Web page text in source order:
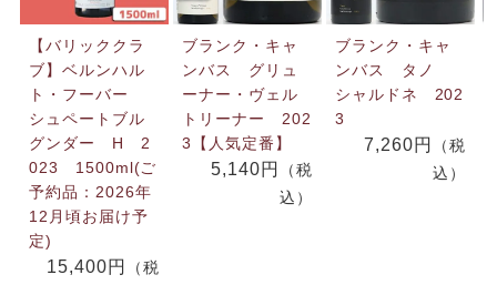
【バリッククラ
ブ】ベルンハル
ト・フーバー
シュペートブル
グンダー H 2
023 1500ml(ご
予約品：2026年
12月頃お届け予
定)
15,400円
（税
ブランク・キャ
ンバス グリュ
ーナー・ヴェル
トリーナー 202
3【人気定番】
5,140円
（税
込）
ブランク・キャ
ンバス タノ
シャルドネ 202
3
7,260円
（税
込）